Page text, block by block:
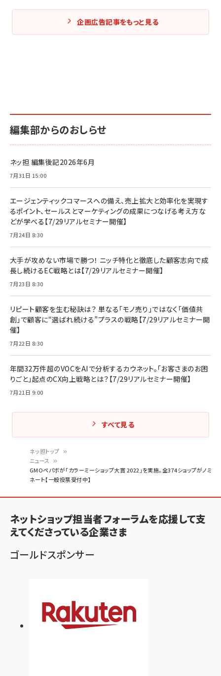
く
ず
ネッ担トップ
ニュース
GMOペパボが「カラーミーショップ大賞 2022」を実施。全374ショップがノミ
ネート【一般投票受付中】
企画広告記事をもっと見る
編集部からのおしらせ
ネッ担 編集後記2026年6月
7月31日 15:00
エージェンティックコマースへの備え、売上拡大と効率化を実現す
るポイント、セールスとマーケティングの成果につなげる考え方な
どが学べる【7/29リアルセミナー開催】
7月24日 8:30
大手が攻めない市場で勝つ！ ニッチ特化と徹底した顧客志向で成
長し続けるEC戦略とは【7/29リアルセミナー開催】
7月23日 8:30
リピート顧客を生む秘訣は？ 単なる「モノ売り」ではなく「価値共
創」で顧客に“選ばれ続ける”プラスの戦略【7/29リアルセミナー開
催】
7月22日 8:30
年間32万件超のVOCをAIで分析するカウネット。「お客さまのお困
りごと」起点のCX向上戦略とは？【7/29リアルセミナー開催】
7月21日 9:00
すべて見る
ネットショップ担当者フォーラムを応援して支
えてくださっている企業さま
ゴールドスポンサー